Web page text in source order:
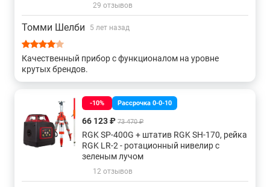
29 отзывов
Томми Шелби 5 лет назад
Качественный прибор с функционалом на уровне
крутых брендов.
-10% Рассрочка 0-0-10
66 123 ₽ 73 470 ₽
RGK SP-400G + штатив RGK SH-170, рейка
RGK LR-2 - ротационный нивелир с
зеленым лучом
12 отзывов